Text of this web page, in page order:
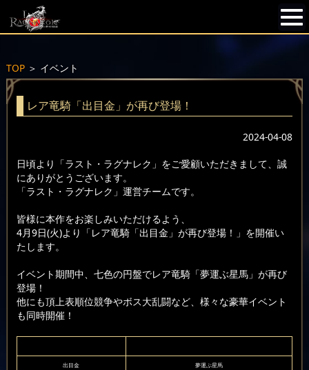
TOP＞ イベント
レア竜騎「出目金」が再び登場！
2024-04-08
日頃より「ラスト・ラグナレク」をご愛顧いただきまして、誠
にありがとうございます。
「ラスト・ラグナレク」運営チームです。
皆様に本作をお楽しみいただけるよう、
4月9日(火)より「レア竜騎「出目金」が再び登場！」を開催い
たします。
イベント期間中、七色の円盤でレア竜騎「夢運ぶ星馬」が再び
登場！
他にも頂上表順位競争やボス大乱闘など、様々な豪華イベント
も同時開催！
出目金 夢運ぶ星馬